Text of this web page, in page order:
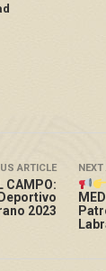
ARTICLE
CAMPO:
2023
NEXT